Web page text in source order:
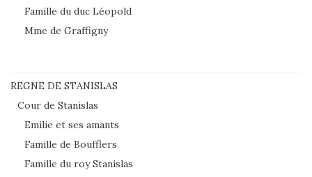
Famille du duc Léopold
Mme de Graffigny
REGNE DE STANISLAS
Cour de Stanislas
Emilie et ses amants
Famille de Boufflers
Famille du roy Stanislas